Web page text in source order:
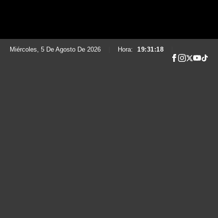
Miércoles, 5 De Agosto De 2026 Hora: 19:31:19